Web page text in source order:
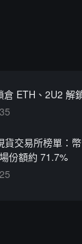
倉 ETH、2U2 解
貨交易所榜單：
份額約 71.7%